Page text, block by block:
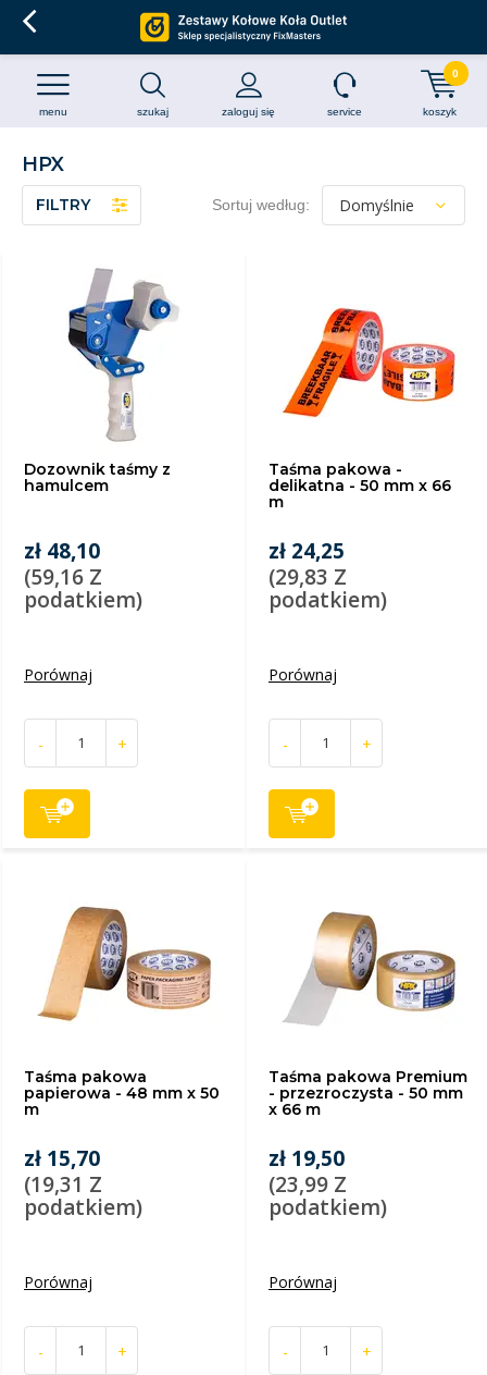
szukaj zaloguj się
menu service koszyk
0
HPX
FILTRY Sortuj według:
Dozownik taśmy z
hamulcem
zł 48,10
(59,16 Z
podatkiem)
Porównaj
- +
Taśma pakowa -
delikatna - 50 mm x 66
m
zł 24,25
(29,83 Z
podatkiem)
Porównaj
- +
Taśma pakowa
papierowa - 48 mm x 50
m
zł 15,70
(19,31 Z
podatkiem)
Porównaj
- +
Taśma pakowa Premium
- przezroczysta - 50 mm
x 66 m
zł 19,50
(23,99 Z
podatkiem)
Porównaj
- +